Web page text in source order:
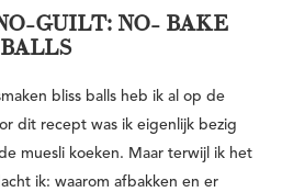
GUILT: NO- BAKE
bliss balls heb ik al op de
dit recept was ik eigenlijk bezig
muesli koeken. Maar terwijl ik het
ik: waarom afbakken en er